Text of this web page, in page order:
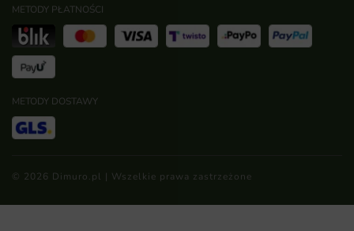
METODY PŁATNOŚCI
METODY DOSTAWY
© 2026 Dimuro.pl | Wszelkie prawa zastrzeżone